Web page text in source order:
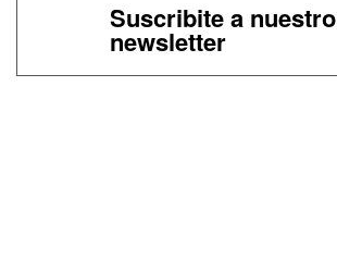
Suscribite a nuestro
newsletter